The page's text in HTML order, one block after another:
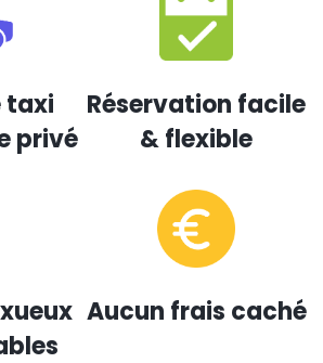
taxi
privé
Réservation facile
& flexible
Aucun frais caché